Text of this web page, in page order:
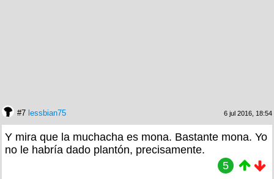
#7 lessbian75 6 jul 2016, 18:54
Y mira que la muchacha es mona. Bastante mona. Yo
no le habría dado plantón, precisamente.
5